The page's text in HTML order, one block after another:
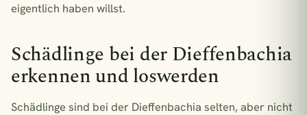
eigentlich haben willst.
Schädlinge bei der Dieffenbachia
erkennen und loswerden
Schädlinge sind bei der Dieffenbachia selten, aber nicht